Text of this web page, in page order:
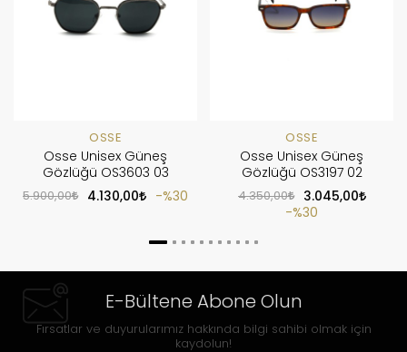
OSSE
Osse Unisex Güneş
Gözlüğü OS3603 03
5.900,00 4.130,00 %30
OSSE
Osse Unisex Güneş
Gözlüğü OS3197 02
4.350,00
3.045,00
%30
E-Bültene Abone Olun
Fırsatlar ve duyurularımız hakkında bilgi sahibi olmak için
kaydolun!